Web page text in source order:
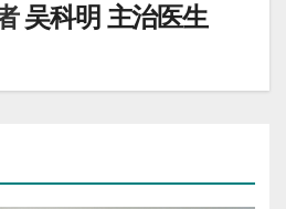
吴科明 主治医生